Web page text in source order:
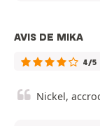
AVIS DE MIKA
4/5
Nickel,